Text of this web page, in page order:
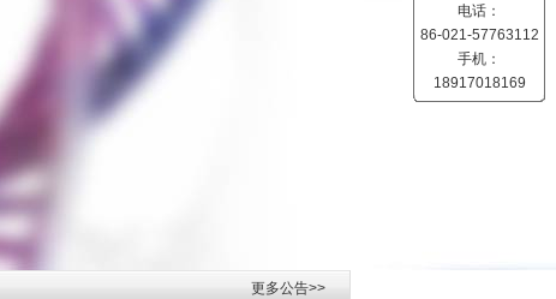
更多公告>>
电话：
86-021-57763112
手机：
18917018169